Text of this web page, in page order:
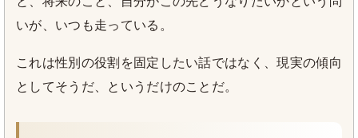
いが、いつも走っている。
これは性別の役割を固定したい話ではなく、現実の傾向
としてそうだ、というだけのことだ。